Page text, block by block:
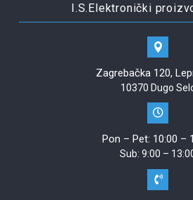
I.S.Elektronički
Zagrebačka 120,
10370 Dugo
Pon – Pet: 10:00 –
Sub: 9:00 –